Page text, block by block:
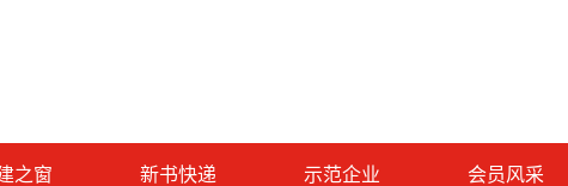
之窗 新书快递 示范企业 会员风采